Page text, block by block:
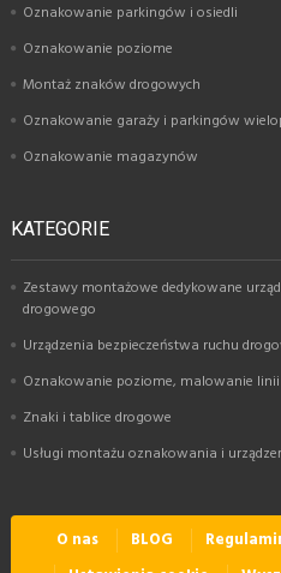
Oznakowanie parkingów i osiedli
Oznakowanie poziome
Montaż znaków drogowych
Oznakowanie garaży i parkingów
Oznakowanie magazynów
KATEGORIE
Zestawy montażowe dedykowane
drogowego
Urządzenia bezpieczeństwa ruchu
Oznakowanie poziome, malowanie linii
Znaki i tablice drogowe
Usługi montażu oznakowania i
O nas BLOG